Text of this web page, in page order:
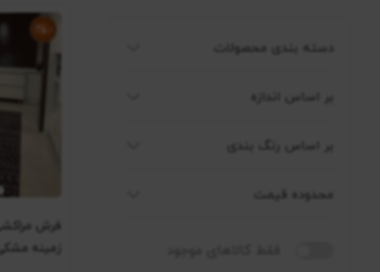
دسته بندی محصولات
بر اساس اندازه
بر اساس رنگ بندی
محدوده قیمت
زمینه مشکی